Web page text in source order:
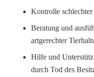
Kontrolle
Beratung und
artgerechter
Hilfe und
durch Tod des